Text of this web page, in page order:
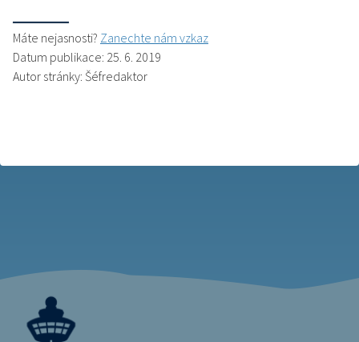
Máte nejasnosti? Zanechte nám vzkaz
Datum publikace: 25. 6. 2019
Autor stránky: Šéfredaktor